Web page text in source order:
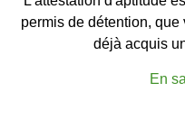
permis de détention,
déjà acquis
En